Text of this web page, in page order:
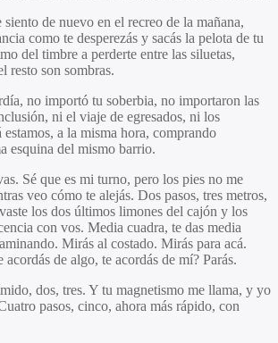
de nuevo en el recreo de la mañana,
como te desperezás y sacás la pelota de tu
del timbre a perderte entre las siluetas,
resto son sombras.
no importó tu soberbia, no importaron las
ni el viaje de egresados, ni los
a la misma hora, comprando
esquina del mismo barrio.
Sé que es mi turno, pero los pies no me
veo cómo te alejás. Dos pasos, tres metros,
los dos últimos limones del cajón y los
con vos. Media cuadra, te das media
Mirás al costado. Mirás para acá.
acordás de algo, te acordás de mí? Parás.
dos, tres. Y tu magnetismo me llama, y yo
pasos, cinco, ahora más rápido, con